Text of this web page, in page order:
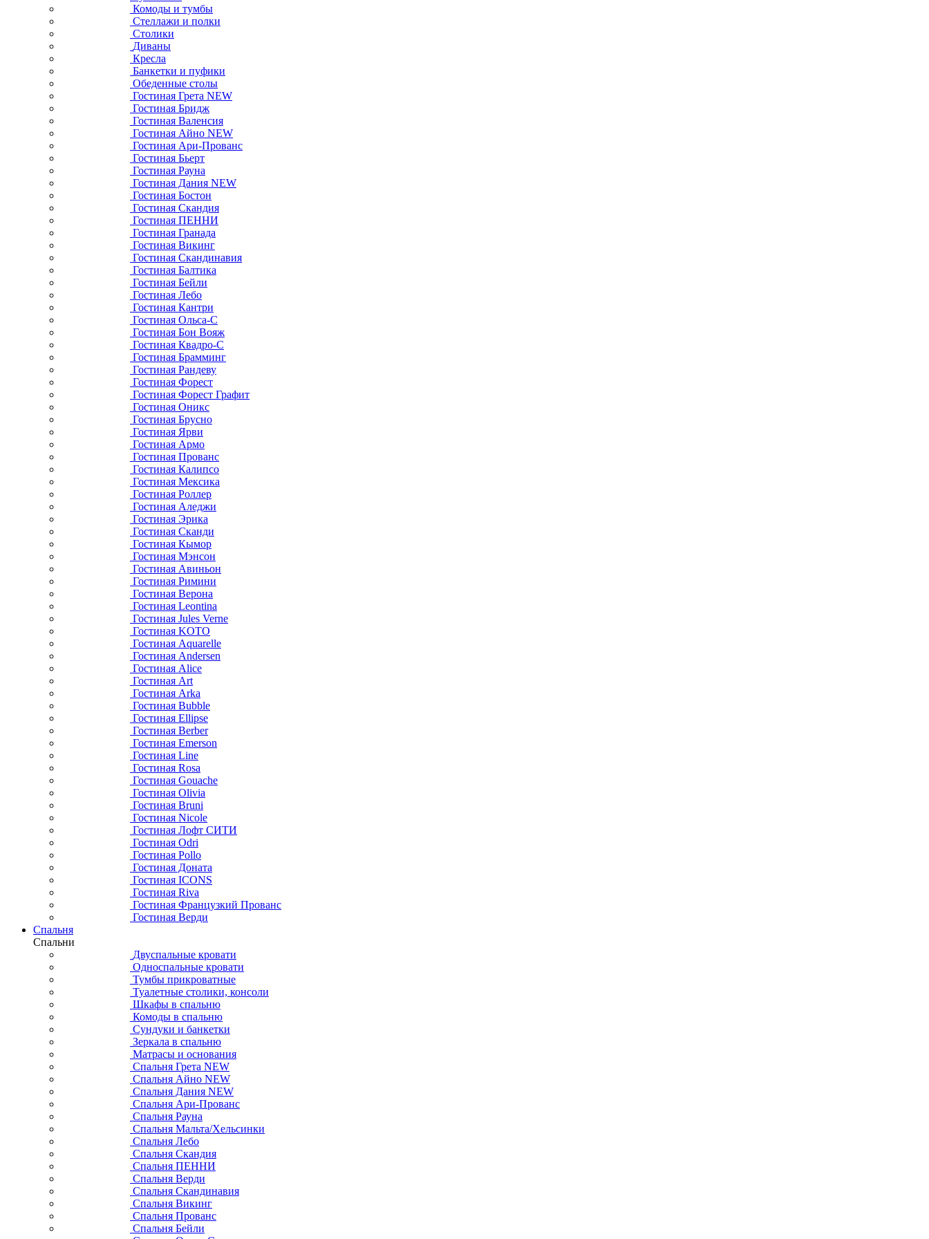
Комоды и тумбы
Стеллажи и полки
Столики
Диваны
Кресла
Банкетки и пуфики
Обеденные столы
Гостиная Грета NEW
Гостиная Бридж
Гостиная Валенсия
Гостиная Айно NEW
Гостиная Ари-Прованс
Гостиная Бьерт
Гостиная Рауна
Гостиная Дания NEW
Гостиная Бостон
Гостиная Скандия
Гостиная ПЕННИ
Гостиная Гранада
Гостиная Викинг
Гостиная Скандинавия
Гостиная Балтика
Гостиная Бейли
Гостиная Лебо
Гостиная Кантри
Гостиная Ольса-С
Гостиная Бон Вояж
Гостиная Квадро-С
Гостиная Брамминг
Гостиная Рандеву
Гостиная Форест
Гостиная Форест Графит
Гостиная Оникс
Гостиная Брусно
Гостиная Ярви
Гостиная Армо
Гостиная Прованс
Гостиная Калипсо
Гостиная Мексика
Гостиная Роллер
Гостиная Аледжи
Гостиная Эрика
Гостиная Сканди
Гостиная Кымор
Гостиная Мэнсон
Гостиная Авиньон
Гостиная Римини
Гостиная Верона
Гостиная Leontina
Гостиная Jules Verne
Гостиная KOTO
Гостиная Aquarelle
Гостиная Andersen
Гостиная Alice
Гостиная Art
Гостиная Arka
Гостиная Bubble
Гостиная Ellipse
Гостиная Berber
Гостиная Emerson
Гостиная Line
Гостиная Rosa
Гостиная Gouache
Гостиная Olivia
Гостиная Bruni
Гостиная Nicole
Гостиная Лофт СИТИ
Гостиная Odri
Гостиная Pollo
Гостиная Доната
Гостиная ICONS
Гостиная Riva
Гостиная Французкий Прованс
Гостиная Верди
Спальня
Спальни
Двуспальные кровати
Односпальные кровати
Тумбы прикроватные
Туалетные столики, консоли
Шкафы в спальню
Комоды в спальню
Сундуки и банкетки
Зеркала в спальню
Матрасы и основания
Спальня Грета NEW
Спальня Айно NEW
Спальня Дания NEW
Спальня Ари-Прованс
Спальня Рауна
Спальня Мальта/Хельсинки
Спальня Лебо
Спальня Скандия
Спальня ПЕННИ
Спальня Верди
Спальня Скандинавия
Спальня Викинг
Спальня Прованс
Спальня Бейли